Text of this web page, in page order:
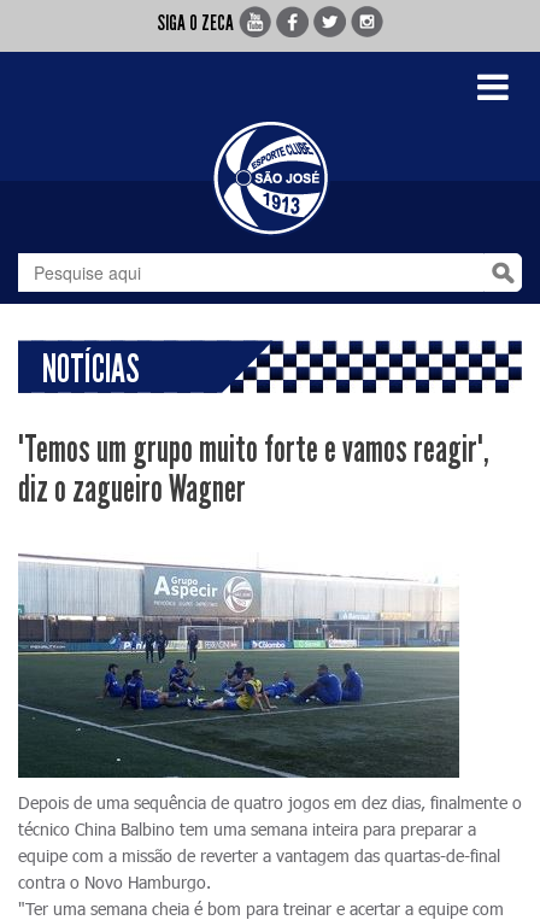
SIGA O ZECA
Toggle
NOTÍCIAS
"Temos um grupo muito forte e vamos reagir",
diz o zagueiro Wagner
Depois de uma sequência de quatro jogos em dez dias, finalmente o
técnico China Balbino tem uma semana inteira para preparar a
equipe com a missão de reverter a vantagem das quartas-de-final
contra o Novo Hamburgo.
"Ter uma semana cheia é bom para treinar e acertar a equipe com